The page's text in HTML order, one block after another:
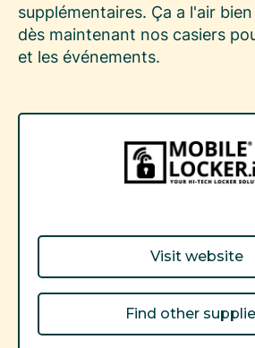
supplémentaires. Ça a l'air
dès maintenant nos casiers
et les événements.
Visit website
Find other